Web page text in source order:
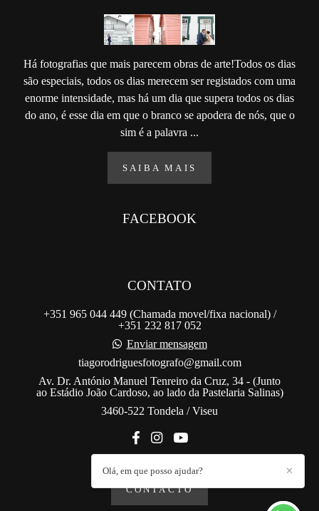
Há fotografias que mais parecem obras de arte!Todos os dias
são especiais, todos os dias merecem ser registados com uma
enorme intensidade, mas há um dia que supera todos os dias
do ano, é esse dia em que o branco se apodera de nós, que o
sim é a palavra ...
SAIBA MAIS
FACEBOOK
CONTATO
+351 965 044 449 (Chamada movel/fixa nacional) /
+351 232 817 052
Enviar mensagem
tiagorodriguesfotografo@gmail.com
Av. Dr. António Manuel Tenreiro da Cruz, 34 - (Junto
ao Estádio João Cardoso, ao lado da Pastelaria Salinas)
3460-522 Tondela / Viseu
CONTACTO
✕
Olá, em que posso ajudar?